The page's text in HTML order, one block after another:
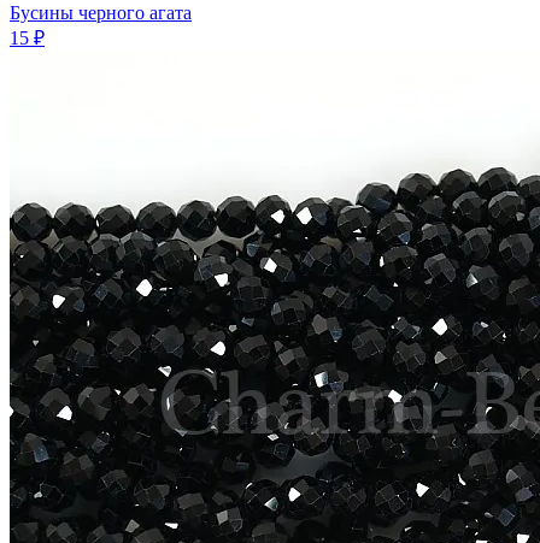
Бусины черного агата
15 ₽